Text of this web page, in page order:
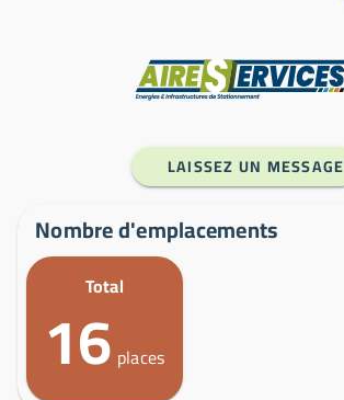
LAISSEZ UN MESSAGE
Nombre d'emplacements
Total
16 places